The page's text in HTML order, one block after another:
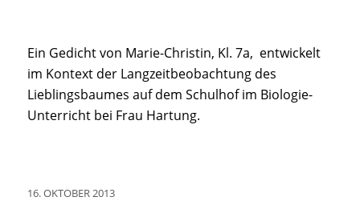
Ein Gedicht von Marie-Christin, Kl. 7a, entwickelt
im Kontext der Langzeitbeobachtung des
Lieblingsbaumes auf dem Schulhof im Biologie-
Unterricht bei Frau Hartung.
16. OKTOBER 2013